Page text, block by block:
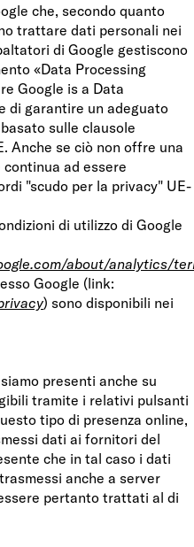
che, secondo quanto
trattare dati personali nei
di Google gestiscono
«Data Processing
Google is a Data
di garantire un adeguato
sulle clausole
Anche se ciò non offre una
ad essere
"scudo per la privacy" UE-
di utilizzo di Google
about/analytics/
Google (link:
) sono disponibili nei
presenti anche su
tramite i relativi pulsanti
tipo di presenza online,
dati ai fornitori del
che in tal caso i dati
anche a server
pertanto trattati al di